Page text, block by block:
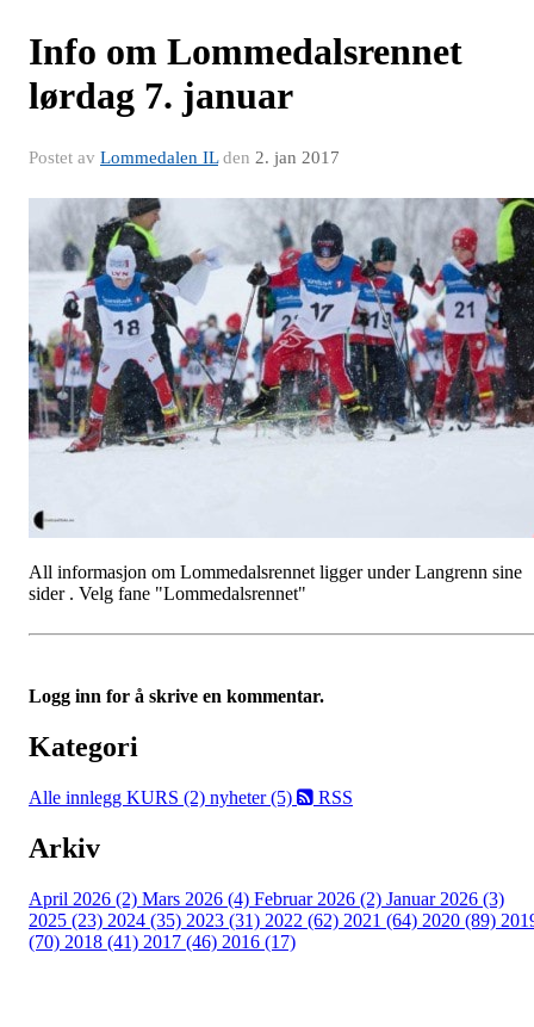
Info om Lommedalsrennet
lørdag 7. januar
Postet av Lommedalen ILden 2. jan 2017
All informasjon om Lommedalsrennet ligger under Langrenn sine
sider . Velg fane "Lommedalsrennet"
Logg inn for å skrive en kommentar.
Kategori
Alle innlegg KURS (2) nyheter (5) RSS
Arkiv
April 2026 (2) Mars 2026 (4) Februar 2026 (2) Januar 2026 (3)
2025 (23) 2024 (35) 2023 (31) 2022 (62) 2021 (64) 2020 (89)
(70) 2018 (41) 2017 (46) 2016 (17)